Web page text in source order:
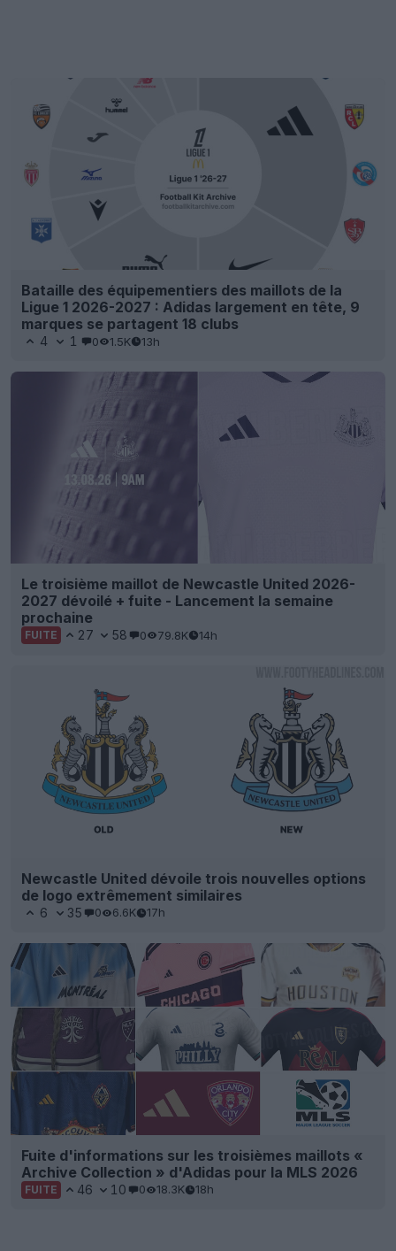
Bataille des équipementiers des maillots de la
Ligue 1 2026-2027 : Adidas largement en tête, 9
marques se partagent 18 clubs
4 1 0 1.5K 13h
Le troisième maillot de Newcastle United 2026-
2027 dévoilé + fuite - Lancement la semaine
prochaine
FUITE 27 58 0 79.8K 14h
Newcastle United dévoile trois nouvelles options
de logo extrêmement similaires
6 35 0 6.6K 17h
Fuite d'informations sur les troisièmes maillots «
Archive Collection » d'Adidas pour la MLS 2026
FUITE 46 10 0 18.3K 18h